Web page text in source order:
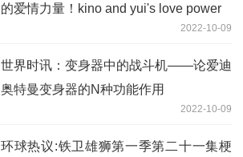
的爱情力量！kino and yui's love power
2022-10-09
世界时讯：变身器中的战斗机——论爱迪
奥特曼变身器的N种功能作用
2022-10-09
环球热议:铁卫雄狮第一季第二十一集梗